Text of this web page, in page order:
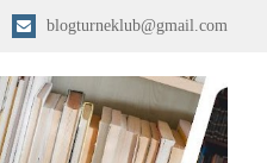
blogturneklub@gmail.com